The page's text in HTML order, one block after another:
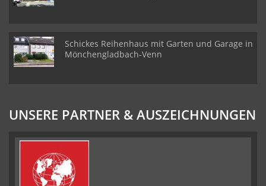
Schickes Reihenhaus mit Garten und Garage in
Mönchengladbach-Venn
UNSERE PARTNER & AUSZEICHNUNGEN